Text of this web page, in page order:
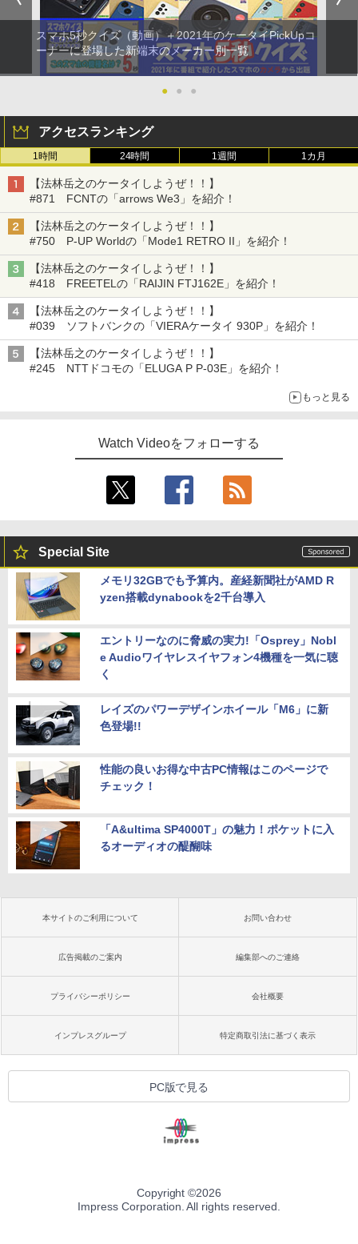
スマホ5秒クイズ（動画）＋2021年のケータイPickUpコ
ーナーに登場した新端末のメーカー別一覧
● ● ●
アクセスランキング
1時間 24時間 1週間 1カ月
【法林岳之のケータイしようぜ！！】
#871 FCNTの「arrows We3」を紹介！
【法林岳之のケータイしようぜ！！】
#750 P-UP Worldの「Mode1 RETRO II」を紹介！
【法林岳之のケータイしようぜ！！】
#418 FREETELの「RAIJIN FTJ162E」を紹介！
【法林岳之のケータイしようぜ！！】
#039 ソフトバンクの「VIERAケータイ 930P」を紹介！
【法林岳之のケータイしようぜ！！】
#245 NTTドコモの「ELUGA P P-03E」を紹介！
もっと見る
Watch Videoをフォローする
Special Site
メモリ32GBでも予算内。産経新聞社がAMD R
yzen搭載dynabookを2千台導入
エントリーなのに脅威の実力!「Osprey」Nobl
e Audioワイヤレスイヤフォン4機種を一気に聴
く
レイズのパワーデザインホイール「M6」に新
色登場!!
性能の良いお得な中古PC情報はこのページで
チェック！
「A&ultima SP4000T」の魅力！ポケットに入
るオーディオの醍醐味
本サイトのご利用について お問い合わせ
広告掲載のご案内 編集部へのご連絡
プライバシーポリシー 会社概要
インプレスグループ 特定商取引法に基づく表示
PC版で見る
Copyright ©2026
Impress Corporation. All rights reserved.